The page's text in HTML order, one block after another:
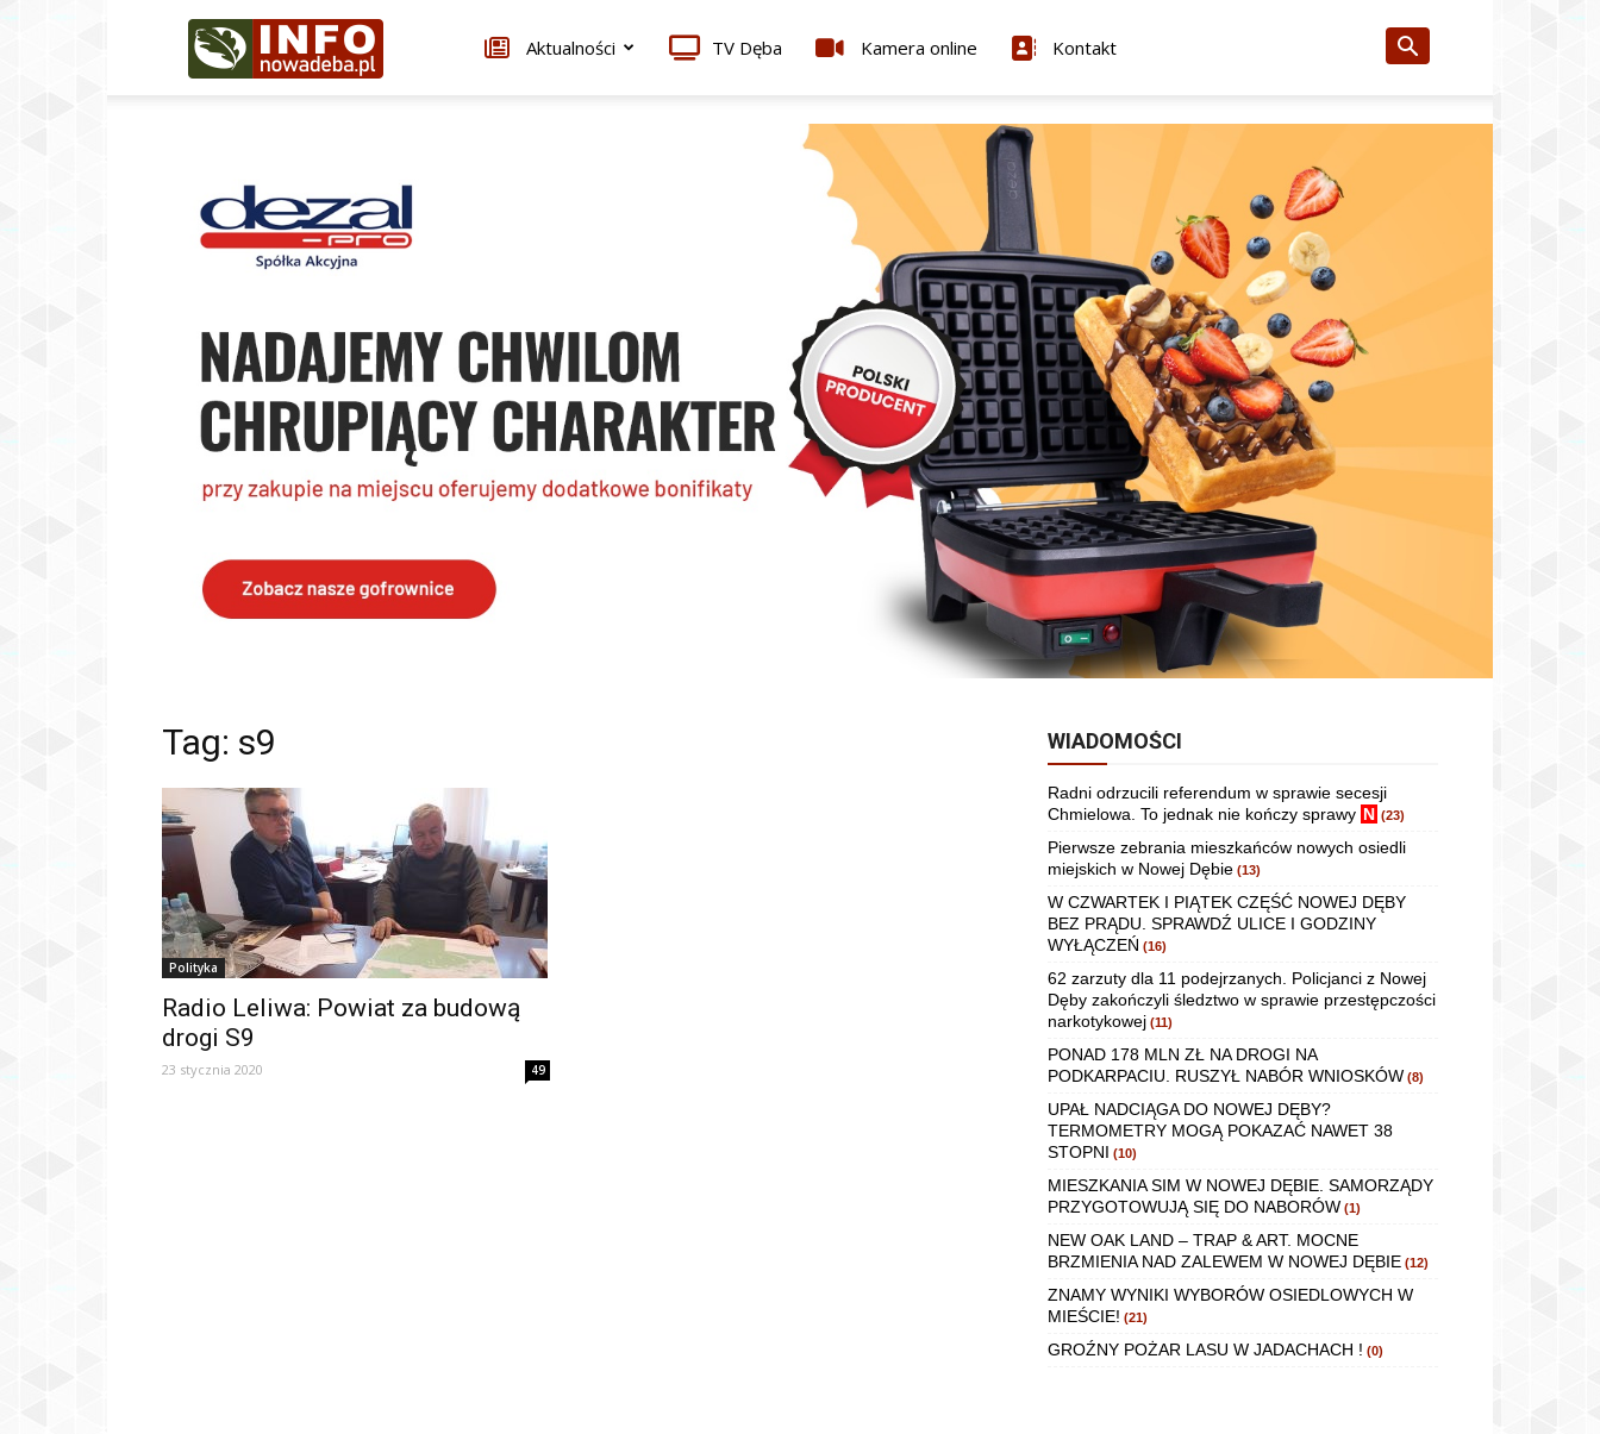
Infonowadeba.pl Aktualności TV Dęba Kamera online Kontakt
Tag: s9
Polityka
Radio Leliwa: Powiat za budową
drogi S9
23 stycznia 2020 49
WIADOMOŚCI
Radni odrzucili referendum w sprawie secesji
Chmielowa. To jednak nie kończy sprawy N (23)
Pierwsze zebrania mieszkańców nowych osiedli
miejskich w Nowej Dębie (13)
W CZWARTEK I PIĄTEK CZĘŚĆ NOWEJ DĘBY
BEZ PRĄDU. SPRAWDŹ ULICE I GODZINY
WYŁĄCZEŃ (16)
62 zarzuty dla 11 podejrzanych. Policjanci z Nowej
Dęby zakończyli śledztwo w sprawie przestępczości
narkotykowej (11)
PONAD 178 MLN ZŁ NA DROGI NA
PODKARPACIU. RUSZYŁ NABÓR WNIOSKÓW (8)
UPAŁ NADCIĄGA DO NOWEJ DĘBY?
TERMOMETRY MOGĄ POKAZAĆ NAWET 38
STOPNI (10)
MIESZKANIA SIM W NOWEJ DĘBIE. SAMORZĄDY
PRZYGOTOWUJĄ SIĘ DO NABORÓW (1)
NEW OAK LAND – TRAP & ART. MOCNE
BRZMIENIA NAD ZALEWEM W NOWEJ DĘBIE (12)
ZNAMY WYNIKI WYBORÓW OSIEDLOWYCH W
MIEŚCIE! (21)
GROŹNY POŻAR LASU W JADACHACH ! (0)